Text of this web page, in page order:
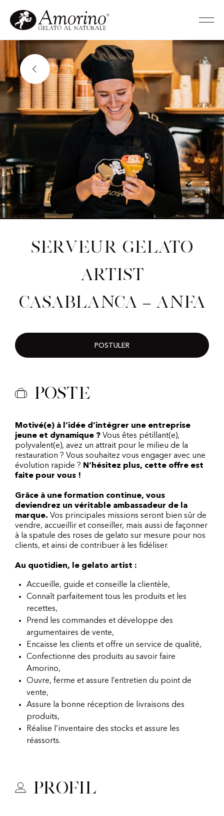
Serveur Gelato
Artist
Casablanca – Anfa
POSTULER
Poste
Motivé(e) à l’idée d’intégrer une entreprise
jeune et dynamique ? Vous êtes pétillant(e),
polyvalent(e), avez un attrait pour le milieu de la
restauration ? Vous souhaitez vous engager avec une
évolution rapide ? N’hésitez plus, cette offre est
faite pour vous !
Grâce à une formation continue, vous
deviendrez un véritable ambassadeur de la
marque. Vos principales missions seront bien sûr de
vendre, accueillir et conseiller, mais aussi de façonner
à la spatule des roses de gelato sur mesure pour nos
clients, et ainsi de contribuer à les fidéliser.
Au quotidien, le gelato artist :
Accueille, guide et conseille la clientèle,
Connaît parfaitement tous les produits et les
recettes,
Prend les commandes et développe des
argumentaires de vente,
Encaisse les clients et offre un service de qualité,
Confectionne des produits au savoir faire
Amorino,
Ouvre, ferme et assure l’entretien du point de
vente,
Assure la bonne réception de livraisons des
produits,
Réalise l’inventaire des stocks et assure les
réassorts.
Profil